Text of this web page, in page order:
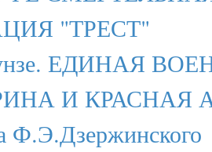
"ТРЕСТ"
ЕДИНАЯ
И КРАСНАЯ
Ф.Э.Дзержинского